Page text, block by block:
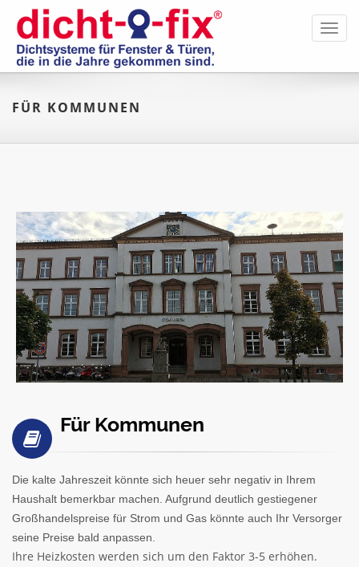
FÜR KOMMUNEN
Für Kommunen
Die kalte Jahreszeit könnte sich heuer sehr negativ in Ihrem
Haushalt bemerkbar machen. Aufgrund deutlich gestiegener
Großhandelspreise für Strom und Gas könnte auch Ihr Versorger
seine Preise bald anpassen.
Ihre Heizkosten werden sich um den Faktor 3-5 erhöhen.